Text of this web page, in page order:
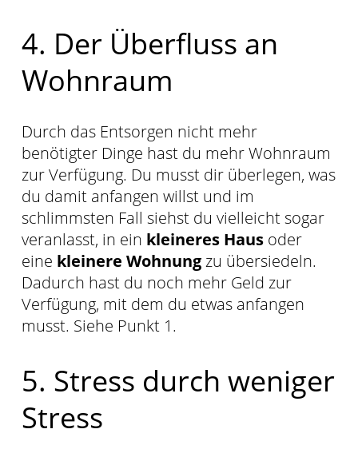
4. Der Überfluss an
Wohnraum
Durch das Entsorgen nicht mehr
benötigter Dinge hast du mehr Wohnraum
zur Verfügung. Du musst dir überlegen, was
du damit anfangen willst und im
schlimmsten Fall siehst du vielleicht sogar
veranlasst, in ein kleineres Haus oder
eine kleinere Wohnungzu übersiedeln.
Dadurch hast du noch mehr Geld zur
Verfügung, mit dem du etwas anfangen
musst. Siehe Punkt 1.
5. Stress durch weniger
Stress